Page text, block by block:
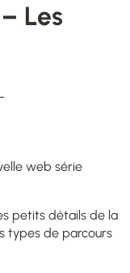
Les
web série
petits détails de la
types de parcours